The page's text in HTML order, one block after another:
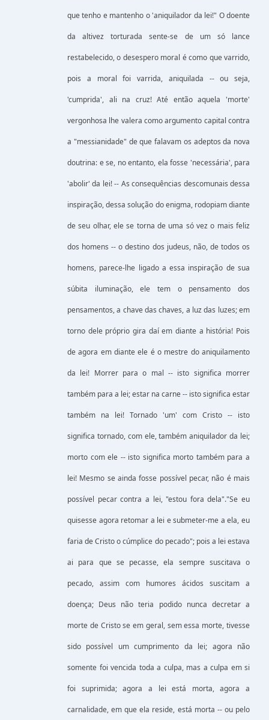
que tenho e mantenho o 'aniquilador da lei!" O doente
da altivez torturada sente-se de um só lance
restabelecido, o desespero moral é como que varrido,
pois a moral foi varrida, aniquilada -- ou seja,
'cumprida', ali na cruz! Até então aquela 'morte'
vergonhosa lhe valera como argumento capital contra
a "messianidade" de que falavam os adeptos da nova
doutrina: e se, no entanto, ela fosse 'necessária', para
'abolir' da lei! -- As consequências descomunais dessa
inspiração, dessa solução do enigma, rodopiam diante
de seu olhar, ele se torna de uma só vez o mais feliz
dos homens -- o destino dos judeus, não, de todos os
homens, parece-lhe ligado a essa inspiração de sua
súbita iluminação, ele tem o pensamento dos
pensamentos, a chave das chaves, a luz das luzes; em
torno dele próprio gira daí em diante a história! Pois
de agora em diante ele é o mestre do aniquilamento
da lei! Morrer para o mal -- isto significa morrer
também para a lei; estar na carne -- isto significa estar
também na lei! Tornado 'um' com Cristo -- isto
significa tornado, com ele, também aniquilador da lei;
morto com ele -- isto significa morto também para a
lei! Mesmo se ainda fosse possível pecar, não é mais
possível pecar contra a lei, "estou fora dela"."Se eu
quisesse agora retomar a lei e submeter-me a ela, eu
faria de Cristo o cúmplice do pecado"; pois a lei estava
ai para que se pecasse, ela sempre suscitava o
pecado, assim com humores ácidos suscitam a
doença; Deus não teria podido nunca decretar a
morte de Cristo se em geral, sem essa morte, tivesse
sido possível um cumprimento da lei; agora não
somente foi vencida toda a culpa, mas a culpa em si
foi suprimida; agora a lei está morta, agora a
carnalidade, em que ela reside, está morta -- ou pelo